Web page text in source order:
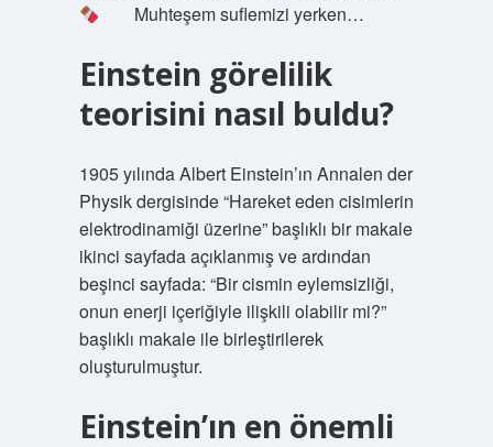
⠀ ⠀ Muhteşem suflemizi yerken…
Einstein görelilik
teorisini nasıl buldu?
1905 yılında Albert Einstein’ın Annalen der
Physik dergisinde “Hareket eden cisimlerin
elektrodinamiği üzerine” başlıklı bir makale
ikinci sayfada açıklanmış ve ardından
beşinci sayfada: “Bir cismin eylemsizliği,
onun enerji içeriğiyle ilişkili olabilir mi?”
başlıklı makale ile birleştirilerek
oluşturulmuştur.
Einstein’ın en önemli